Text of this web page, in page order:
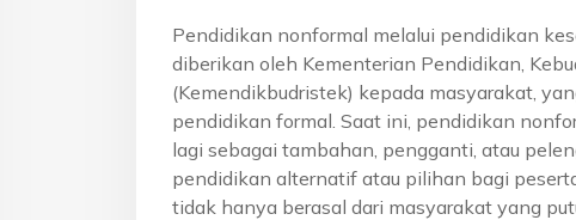
Pendidikan nonformal melalui pendidikan
diberikan oleh Kementerian Pendidikan,
(Kemendikbudristek) kepada masyarakat,
pendidikan formal. Saat ini, pendidikan
lagi sebagai tambahan, pengganti, atau
pendidikan alternatif atau pilihan bagi
tidak hanya berasal dari masyarakat yang